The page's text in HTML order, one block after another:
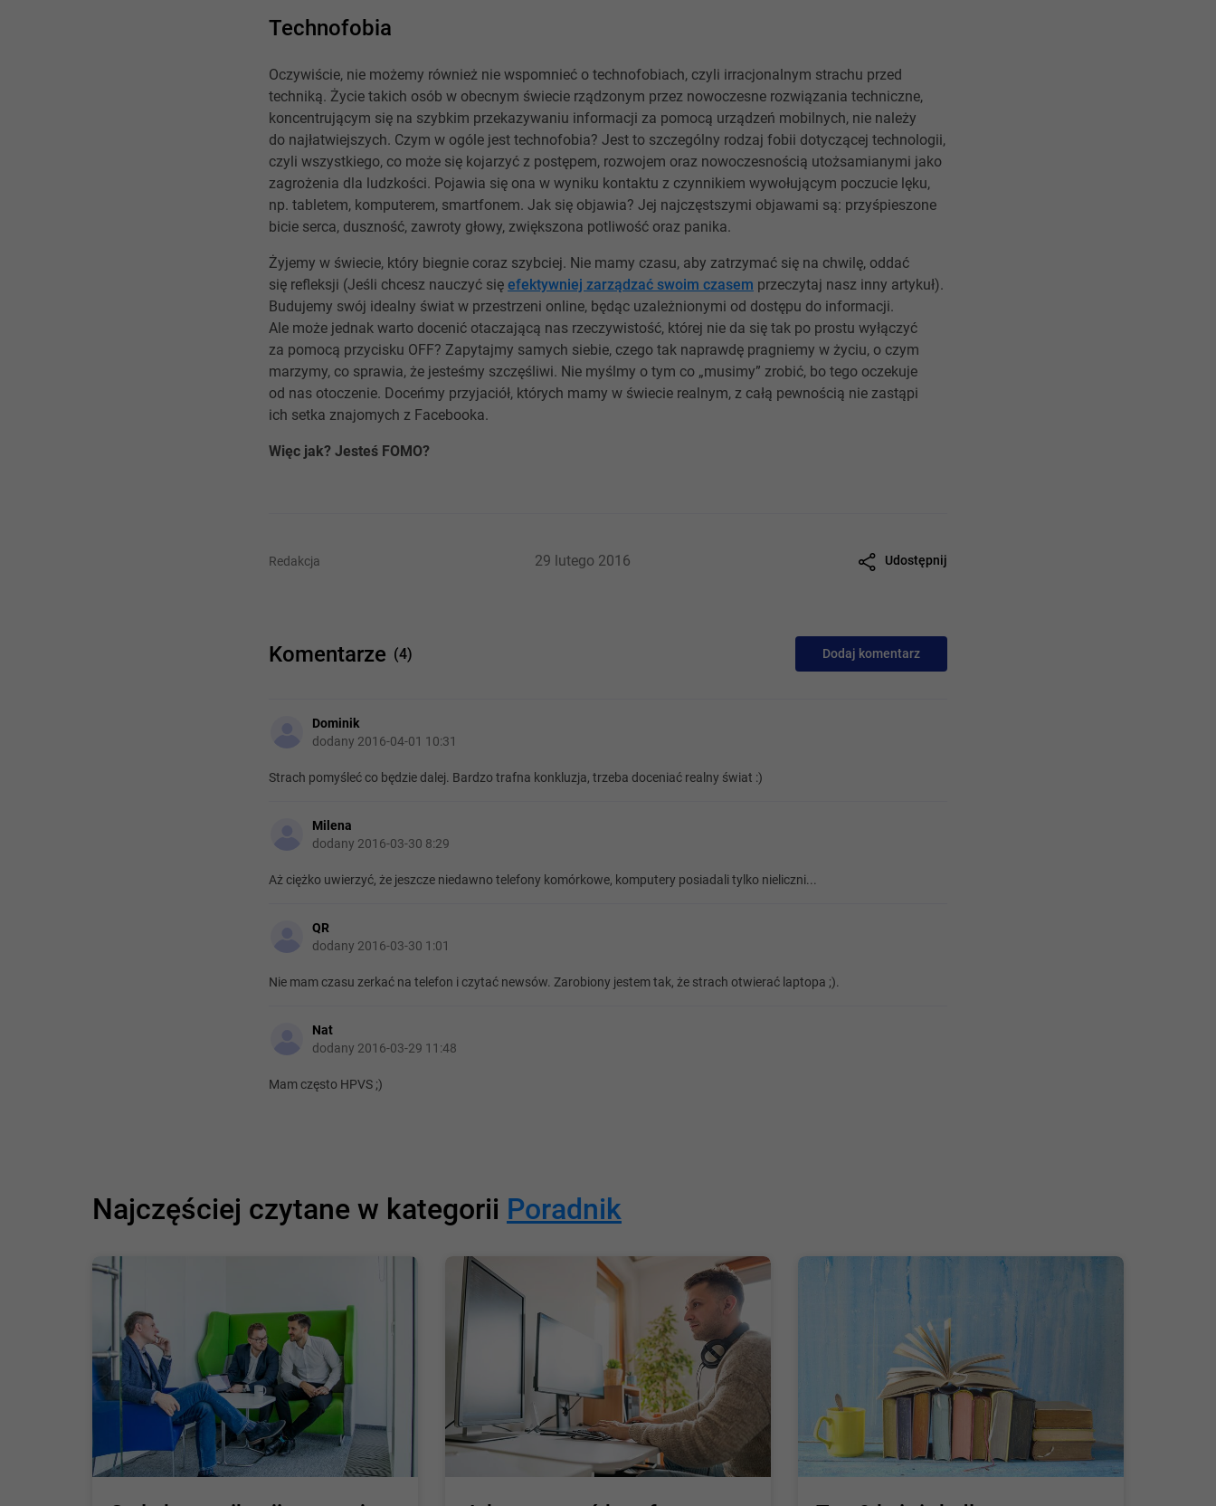
Technofobia
Oczywiście, nie możemy również nie wspomnieć o technofobiach, czyli irracjonalnym strachu przed
techniką. Życie takich osób w obecnym świecie rządzonym przez nowoczesne rozwiązania techniczne,
koncentrującym się na szybkim przekazywaniu informacji za pomocą urządzeń mobilnych, nie należy
do najłatwiejszych. Czym w ogóle jest technofobia? Jest to szczególny rodzaj fobii dotyczącej technologii,
czyli wszystkiego, co może się kojarzyć z postępem, rozwojem oraz nowoczesnością utożsamianymi jako
zagrożenia dla ludzkości. Pojawia się ona w wyniku kontaktu z czynnikiem wywołującym poczucie lęku,
np. tabletem, komputerem, smartfonem. Jak się objawia? Jej najczęstszymi objawami są: przyśpieszone
bicie serca, duszność, zawroty głowy, zwiększona potliwość oraz panika.
Żyjemy w świecie, który biegnie coraz szybciej. Nie mamy czasu, aby zatrzymać się na chwilę, oddać
się refleksji (Jeśli chcesz nauczyć się efektywniej zarządzać swoim czasem przeczytaj nasz inny artykuł).
Budujemy swój idealny świat w przestrzeni online, będąc uzależnionymi od dostępu do informacji.
Ale może jednak warto docenić otaczającą nas rzeczywistość, której nie da się tak po prostu wyłączyć
za pomocą przycisku OFF? Zapytajmy samych siebie, czego tak naprawdę pragniemy w życiu, o czym
marzymy, co sprawia, że jesteśmy szczęśliwi. Nie myślmy o tym co „musimy” zrobić, bo tego oczekuje
od nas otoczenie. Doceńmy przyjaciół, których mamy w świecie realnym, z całą pewnością nie zastąpi
ich setka znajomych z Facebooka.
Więc jak? Jesteś FOMO?
Redakcja 29 lutego 2016 Udostępnij
Komentarze (4) Dodaj komentarz
Dominik
dodany 2016-04-01 10:31
Strach pomyśleć co będzie dalej. Bardzo trafna konkluzja, trzeba doceniać realny świat :)
Milena
dodany 2016-03-30 8:29
Aż ciężko uwierzyć, że jeszcze niedawno telefony komórkowe, komputery posiadali tylko nieliczni...
QR
dodany 2016-03-30 1:01
Nie mam czasu zerkać na telefon i czytać newsów. Zarobiony jestem tak, że strach otwierać laptopa ;).
Nat
dodany 2016-03-29 11:48
Mam często HPVS ;)
Najczęściej czytane w kategorii Poradnik